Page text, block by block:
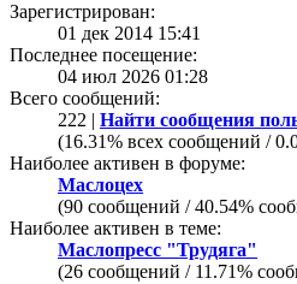
Зарегистрирован:
01 дек 2014 15:41
Последнее посещение:
04 июл 2026 01:28
Всего сообщений:
222 | Найти сообщения
(16.31% всех сообщений /
Наиболее активен в форуме:
Маслоцех
(90 сообщений / 40.54%
Наиболее активен в теме:
Маслопресс "Трудяга"
(26 сообщений / 11.71%